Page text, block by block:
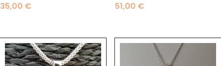
35,00 € 51,00 €